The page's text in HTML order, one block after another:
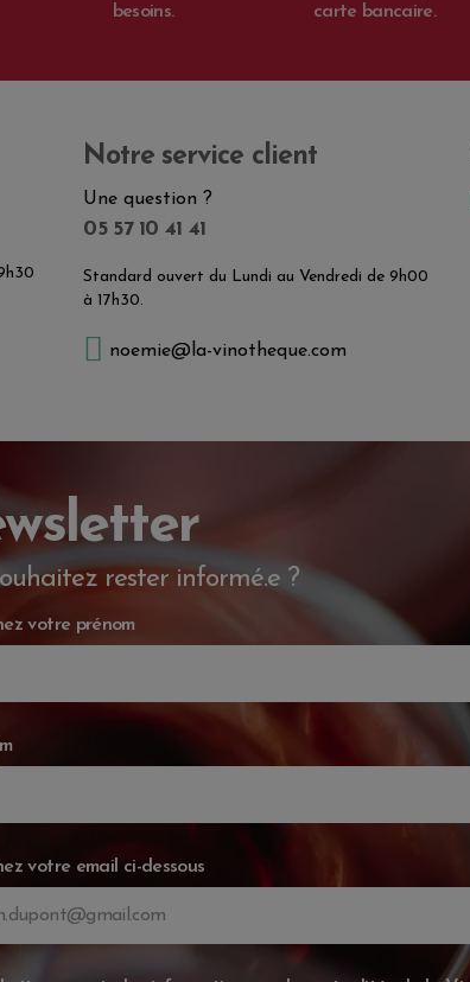
besoins.
carte bancaire.
Notre service client
Une question ?
05 57 10 41 41
Standard ouvert du Lundi au Vendredi de 9h00
à 17h30.
noemie@la-vinotheque.com
rester informé.e ?
votre prénom
votre email ci-dessous